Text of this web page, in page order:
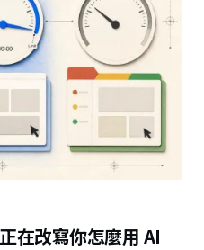
在改寫你怎麼用 AI